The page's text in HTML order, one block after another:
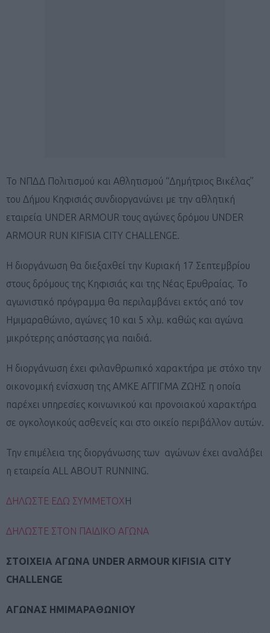
Το ΝΠΔΔ Πολιτισμού και Αθλητισμού “Δημήτριος Βικέλας”
του Δήμου Κηφισιάς συνδιοργανώνει με την αθλητική
εταιρεία UNDER ARMOUR τους αγώνες δρόμου UNDER
ARMOUR RUN KIFISIA CITY CHALLENGE.
Η διοργάνωση θα διεξαχθεί την Κυριακή 17 Σεπτεμβρίου
στους δρόμους της Κηφισιάς και της Νέας Ερυθραίας. Το
αγωνιστικό πρόγραμμα θα περιλαμβάνει εκτός από τον
Ημιμαραθώνιο, αγώνες 10 και 5 χλμ. καθώς και αγώνα
μικρότερης απόστασης για παιδιά.
Η διοργάνωση έχει φιλανθρωπικό χαρακτήρα με στόχο την
οικονομική ενίσχυση της ΑΜΚΕ ΑΓΓΙΓΜΑ ΖΩΗΣ η οποία
παρέχει υπηρεσίες κοινωνικού και προνοιακού χαρακτήρα
σε ογκολογικούς ασθενείς και στο οικείο περιβάλλον αυτών.
Την επιμέλεια της διοργάνωσης των αγώνων έχει αναλάβει
η εταιρεία ALL ABOUT RUNNING.
ΔΗΛΩΣΤΕ ΕΔΩ ΣΥΜΜΕΤΟΧΗ
ΔΗΛΩΣΤΕ ΣΤΟΝ ΠΑΙΔΙΚΟ ΑΓΩΝΑ
ΣΤΟΙΧΕΙΑ ΑΓΩΝΑ UNDER ARMOUR KIFISIA CITY
CHALLENGE
ΑΓΩΝΑΣ ΗΜΙΜΑΡΑΘΩΝΙΟΥ